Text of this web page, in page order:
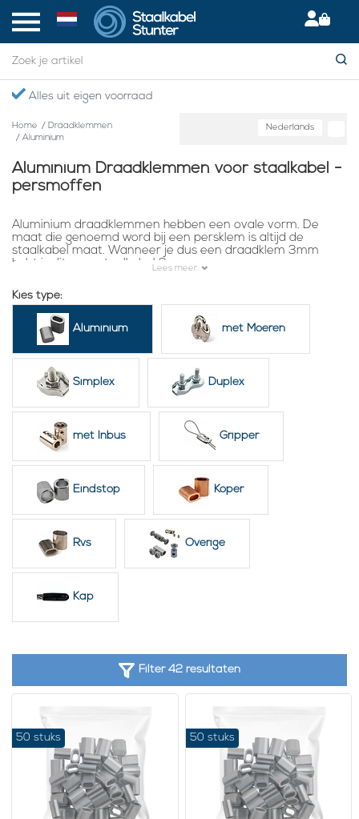
Gratis verzending boven €75,- in NL
Home / Draadklemmen
/ Aluminium
Nederlands
Aluminium Draadklemmen voor staalkabel -
persmoffen
Aluminium draadklemmen hebben een ovale vorm. De
maat die genoemd word bij een persklem is altijd de
staalkabel maat. Wanneer je dus een draadklem 3mm
hebt is dit voor staalkabel 3mm.
Een aluminium draadklem kun je persen met een
handperstang
of een hydraulische tang. Hierbij word de
klem van ovaal naar rond geperst. Wanneer de persing
optimaal gedaan is kan een sterkte bereikt worden zo hoog
als de breekkracht van de staalkabel. Persmoffen.
Lees meer
Kies type:
Aluminium met Moeren
Simplex Duplex
met Inbus Gripper
Eindstop Koper
Rvs Overige
Kap
Filter 42 resultaten
50 stuks 50 stuks